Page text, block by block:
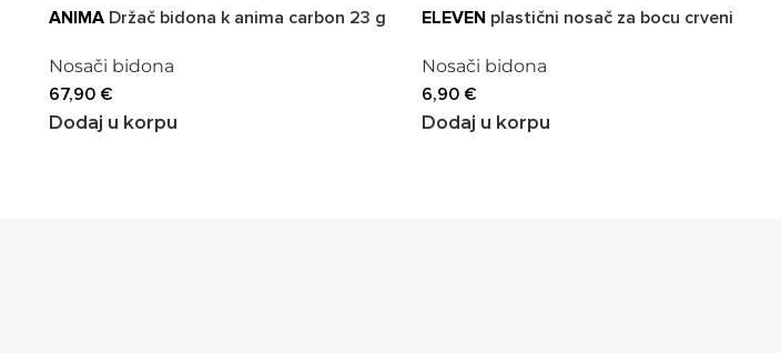
ANIMA Držač bidona k anima carbon 23 g
Nosači bidona
67,90 €
Dodaj u korpu
ELEVEN plastični nosač za bocu crveni
Nosači bidona
6,90 €
Dodaj u korpu